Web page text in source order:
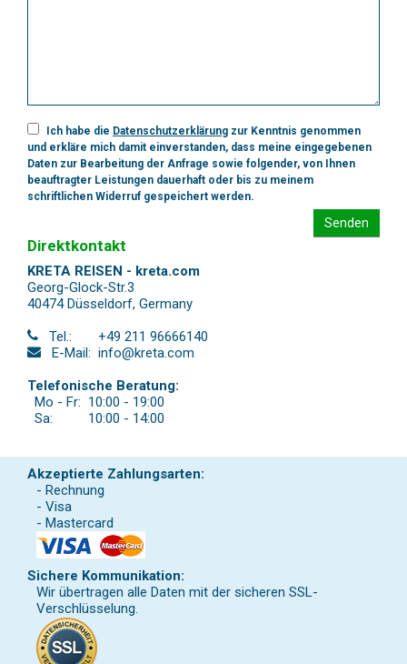
Ich habe die Datenschutzerklärung zur Kenntnis genommen
und erkläre mich damit einverstanden, dass meine eingegebenen
Daten zur Bearbeitung der Anfrage sowie folgender, von Ihnen
beauftragter Leistungen dauerhaft oder bis zu meinem
schriftlichen Widerruf gespeichert werden.
Senden
Direktkontakt
KRETA REISEN - kreta.com
Georg-Glock-Str.3
40474 Düsseldorf, Germany
Tel.:
+49 211 96666140
E-Mail: info@kreta.com
Telefonische Beratung:
Mo - Fr: 10:00 - 19:00
Sa:
10:00 - 14:00
Akzeptierte Zahlungsarten:
- Rechnung
- Visa
- Mastercard
Sichere Kommunikation:
Wir übertragen alle Daten mit der sicheren SSL-
Verschlüsselung.